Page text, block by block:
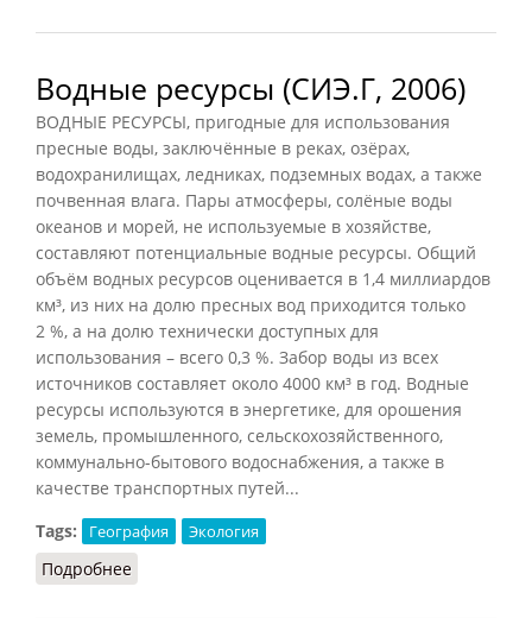
Водные ресурсы (СИЭ.Г, 2006)
ВОДНЫЕ РЕСУРСЫ, пригодные для использования
пресные воды, заключённые в реках, озёрах,
водохранилищах, ледниках, подземных водах, а также
почвенная влага. Пары атмосферы, солёные воды
океанов и морей, не используемые в хозяйстве,
составляют потенциальные водные ресурсы. Общий
объём водных ресурсов оценивается в 1,4 миллиардов
км³, из них на долю пресных вод приходится только
2 %, а на долю технически доступных для
использования – всего 0,3 %. Забор воды из всех
источников составляет около 4000 км³ в год. Водные
ресурсы используются в энергетике, для орошения
земель, промышленного, сельскохозяйственного,
коммунально-бытового водоснабжения, а также в
качестве транспортных путей...
Tags:
География Экология
Подробнее